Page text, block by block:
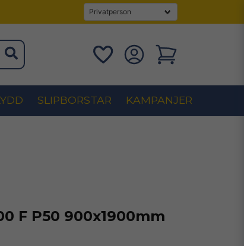
SLIPBORSTAR KAMPANJER
F P50 900x1900mm